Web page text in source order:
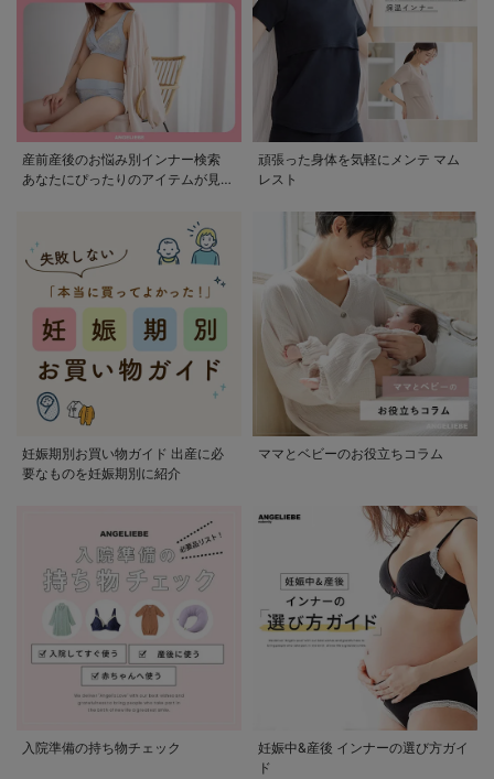
産前産後のお悩み別インナー検索
あなたにぴったりのアイテムが見つ
頑張った身体を気軽にメンテ マム
レスト
妊娠期別お買い物ガイド 出産に必
要なものを妊娠期別に紹介
ママとベビーのお役立ちコラム
入院準備の持ち物チェック
妊娠中&産後 インナーの選び方ガイ
ド